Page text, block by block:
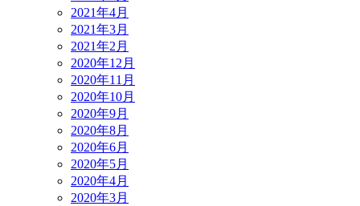
2021年4月
2021年3月
2021年2月
2020年12月
2020年11月
2020年10月
2020年9月
2020年8月
2020年6月
2020年5月
2020年4月
2020年3月